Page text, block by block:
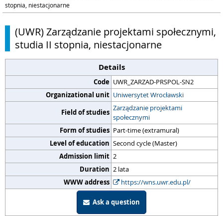
stopnia, niestacjonarne
(UWR) Zarządzanie projektami społecznymi,
studia II stopnia, niestacjonarne
Details
Code UWR_ZARZAD-PRSPOL-SN2
Organizational unit Uniwersytet Wrocławski
Field of studies Zarządzanie projektami
społecznymi
Form of studies Part-time (extramural)
Level of education Second cycle (Master)
Admission limit 2
Duration 2 lata
WWW address
https://wns.uwr.edu.pl/
Ask a question